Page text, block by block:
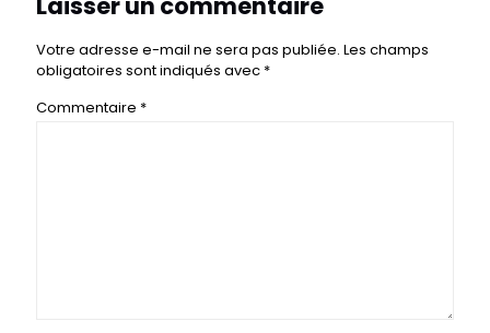
Votre adresse e-mail ne sera pas publiée. Les champs
obligatoires sont indiqués avec *
Commentaire *